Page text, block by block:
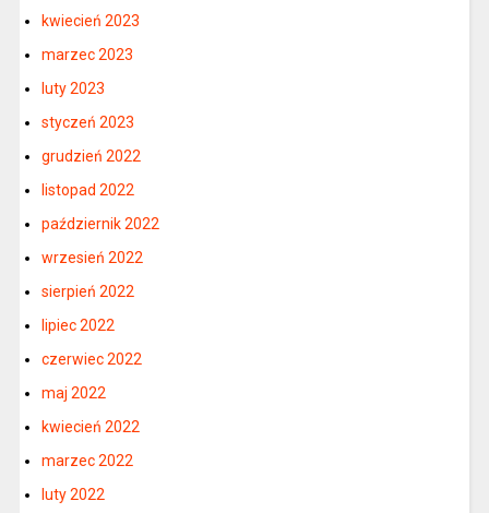
kwiecień 2023
marzec 2023
luty 2023
styczeń 2023
grudzień 2022
listopad 2022
październik 2022
wrzesień 2022
sierpień 2022
lipiec 2022
czerwiec 2022
maj 2022
kwiecień 2022
marzec 2022
luty 2022